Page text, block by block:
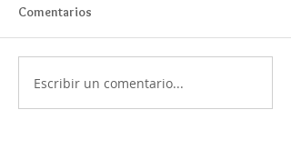
Comentarios
Escribir un comentario...